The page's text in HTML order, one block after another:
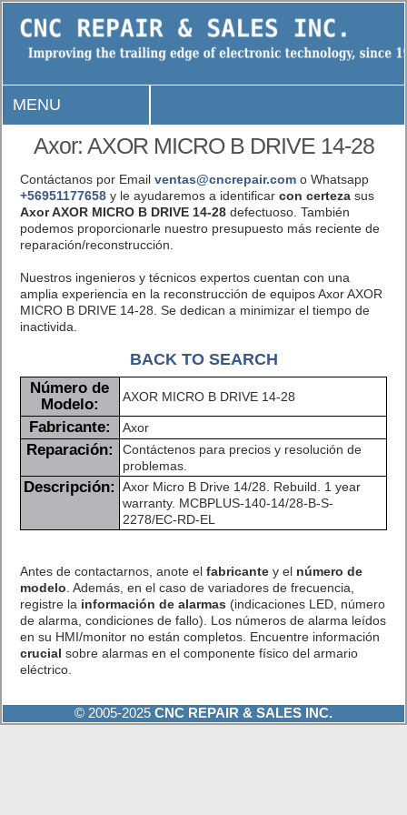
MENU
Axor: AXOR MICRO B DRIVE 14-28
Contáctanos por Email ventas@cncrepair.como Whatsapp
+56951177658y le ayudaremos a identificar con certezasus
Axor AXOR MICRO B DRIVE 14-28defectuoso. También
podemos proporcionarle nuestro presupuesto más reciente de
reparación/reconstrucción.
Nuestros ingenieros y técnicos expertos cuentan con una
amplia experiencia en la reconstrucción de equipos Axor AXOR
MICRO B DRIVE 14-28. Se dedican a minimizar el tiempo de
inactivida.
BACK TO SEARCH
Número de
Modelo:
AXOR MICRO B DRIVE 14-28
Fabricante: Axor
Reparación:
Contáctenos para precios y resolución de
problemas.
Descripción:
Axor Micro B Drive 14/28. Rebuild. 1 year
warranty. MCBPLUS-140-14/28-B-S-
2278/EC-RD-EL
Antes de contactarnos, anote el fabricantey el número de
modelo . Además, en el caso de variadores de frecuencia,
registre la información de alarmas (indicaciones LED, número
de alarma, condiciones de fallo). Los números de alarma leídos
en su HMI/monitor no están completos. Encuentre información
crucial sobre alarmas en el componente físico del armario
eléctrico.
© 2005-2025 CNC REPAIR & SALES INC.